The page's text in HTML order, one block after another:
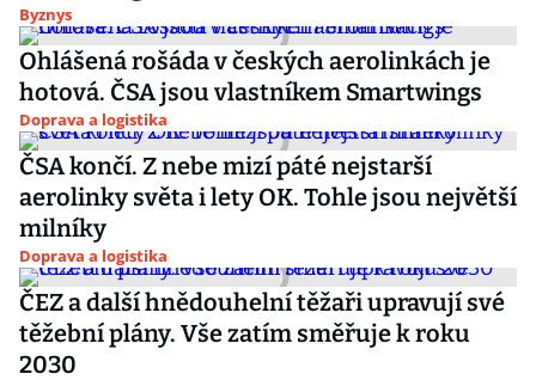
Byznys
Ohlášená rošáda v českých aerolinkách je
hotová. ČSA jsou vlastníkem Smartwings
Doprava a logistika
ČSA končí. Z nebe mizí páté nejstarší
aerolinky světa i lety OK. Tohle jsou největší
milníky
Doprava a logistika
ČEZ a další hnědouhelní těžaři upravují své
těžební plány. Vše zatím směřuje k roku
2030